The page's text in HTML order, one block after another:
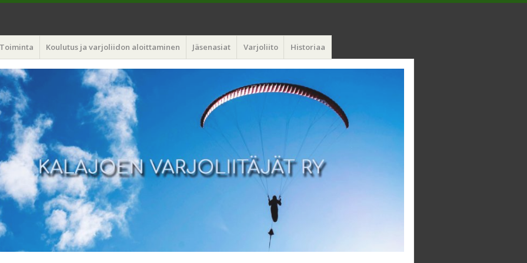
Toiminta Koulutus ja varjoliidon aloittaminen Jäsenasiat Varjoliito Historiaa